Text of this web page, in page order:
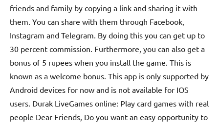
friends and family by copying a link and sharing it with
them. You can share with them through Facebook,
Instagram and Telegram. By doing this you can get up to
30 percent commission. Furthermore, you can also get a
bonus of 5 rupees when you install the game. This is
known as a welcome bonus. This app is only supported by
Android devices for now and is not available for IOS
users. Durak LiveGames online: Play card games with real
people Dear Friends, Do you want an easy opportunity to